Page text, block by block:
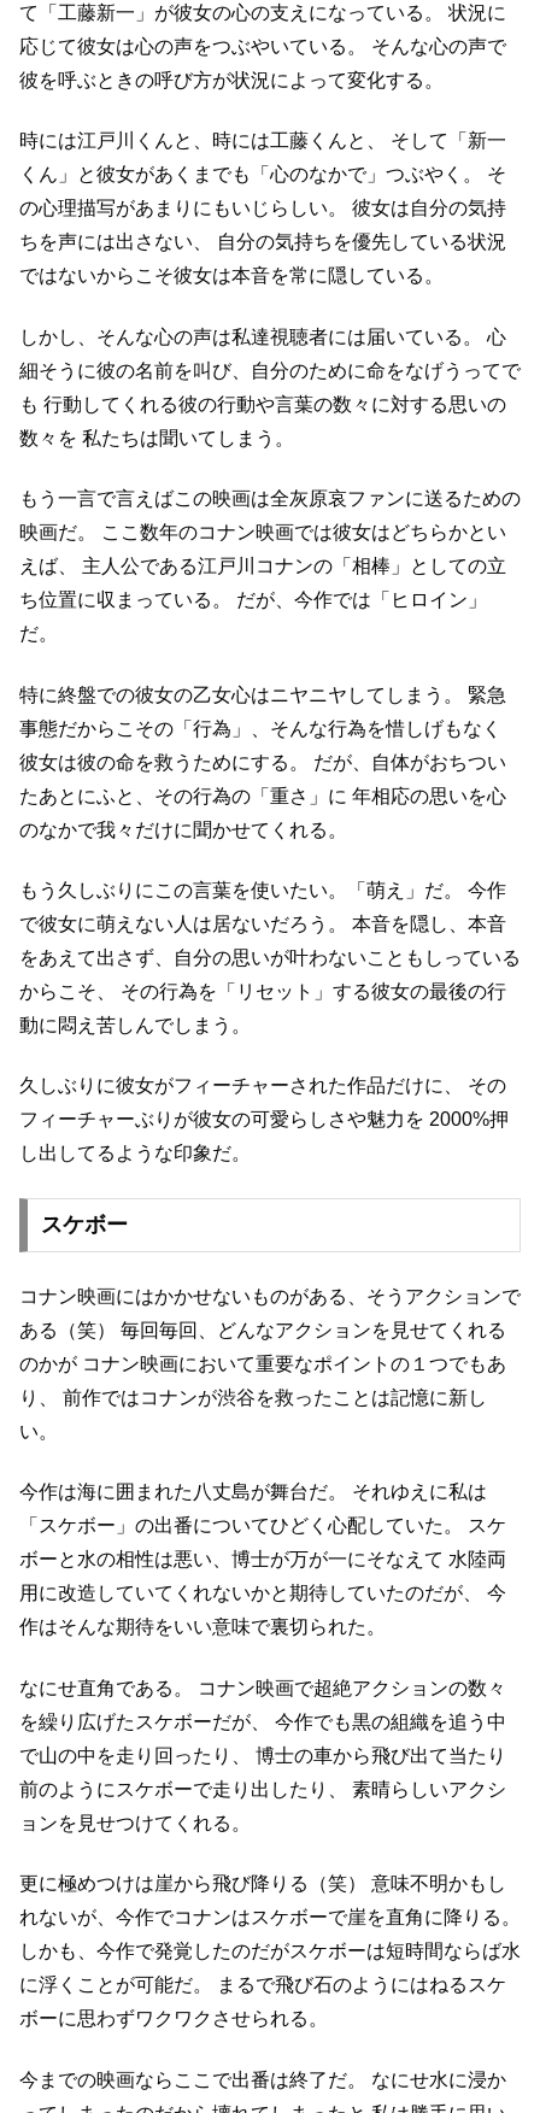
て「工藤新一」が彼女の心の支えになっている。
状況に
応じて彼女は心の声をつぶやいている。
そんな心の声で
彼を呼ぶときの呼び方が状況によって変化する。
時には江戸川くんと、時には工藤くんと、
そして「新一
くん」と彼女があくまでも「心のなかで」つぶやく。
そ
の心理描写があまりにもいじらしい。
彼女は自分の気持
ちを声には出さない、
自分の気持ちを優先している状況
ではないからこそ彼女は本音を常に隠している。
しかし、そんな心の声は私達視聴者には届いている。
心
細そうに彼の名前を叫び、自分のために命をなげうってで
も 行動してくれる彼の行動や言葉の数々に対する思いの
数々を 私たちは聞いてしまう。
もう一言で言えばこの映画は全灰原哀ファンに送るための
映画だ。
ここ数年のコナン映画では彼女はどちらかとい
えば、
主人公である江戸川コナンの「相棒」としての立
ち位置に収まっている。
だが、今作では「ヒロイン」
だ。
特に終盤での彼女の乙女心はニヤニヤしてしまう。
緊急
事態だからこその「行為」、そんな行為を惜しげもなく
彼女は彼の命を救うためにする。
だが、自体がおちつい
たあとにふと、その行為の「重さ」に 年相応の思いを心
のなかで我々だけに聞かせてくれる。
もう久しぶりにこの言葉を使いたい。「萌え」だ。
今作
で彼女に萌えない人は居ないだろう。
本音を隠し、本音
をあえて出さず、自分の思いが叶わないこともしっている
からこそ、
その行為を「リセット」する彼女の最後の行
動に悶え苦しんでしまう。
久しぶりに彼女がフィーチャーされた作品だけに、
その
フィーチャーぶりが彼女の可愛らしさや魅力を 2000%押
し出してるような印象だ。
スケボー
コナン映画にはかかせないものがある、そうアクションで
ある（笑）
毎回毎回、どんなアクションを見せてくれる
のかが コナン映画において重要なポイントの１つでもあ
り、
前作ではコナンが渋谷を救ったことは記憶に新し
い。
今作は海に囲まれた八丈島が舞台だ。
それゆえに私は
「スケボー」の出番についてひどく心配していた。
スケ
ボーと水の相性は悪い、博士が万が一にそなえて 水陸両
用に改造していてくれないかと期待していたのだが、
今
作はそんな期待をいい意味で裏切られた。
なにせ直角である。
コナン映画で超絶アクションの数々
を繰り広げたスケボーだが、
今作でも黒の組織を追う中
で山の中を走り回ったり、
博士の車から飛び出て当たり
前のようにスケボーで走り出したり、
素晴らしいアクシ
ョンを見せつけてくれる。
更に極めつけは崖から飛び降りる（笑）
意味不明かもし
れないが、今作でコナンはスケボーで崖を直角に降りる。
しかも、今作で発覚したのだがスケボーは短時間ならば水
に浮くことが可能だ。
まるで飛び石のようにはねるスケ
ボーに思わずワクワクさせられる。
今までの映画ならここで出番は終了だ。
なにせ水に浸か